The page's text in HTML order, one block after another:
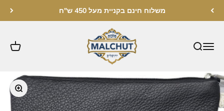
משלוח חינם בקניית מעל 450 ש"ח
מלכות ירושלים
תקריב